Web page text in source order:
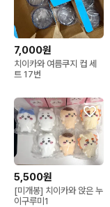
7,000원
치이카와 여름쿠지 컵 세
트 17번
5,500원
[미개봉] 치이카와 앉은 누
이구루미1